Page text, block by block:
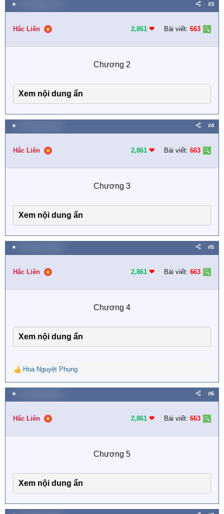
★ #3
Hắc Liên 2,861 ❤︎ Bài viết: 663
Chương 2​
Xem nội dung ẩn
★ #4
Hắc Liên 2,861 ❤︎ Bài viết: 663
Chương 3​
Xem nội dung ẩn
★ #5
Hắc Liên 2,861 ❤︎ Bài viết: 663
Chương 4​
Xem nội dung ẩn
R
e
a
c
i
n
Hoa Nguyệt Phụng
★ #6
Hắc Liên 2,861 ❤︎ Bài viết: 663
Chương 5​
Xem nội dung ẩn